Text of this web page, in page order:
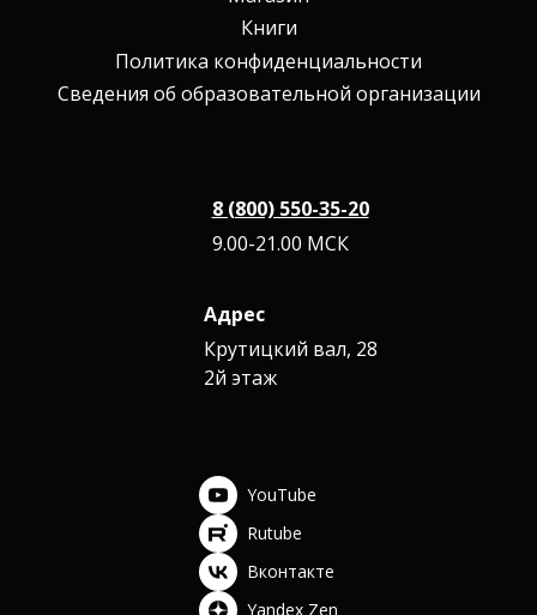
Книги
Политика конфиденциальности
Сведения об образовательной организации
8 (800) 550-35-20
9.00-21.00 МСК
Адрес
Крутицкий вал, 28
2й этаж
YouTube
Rutube
Вконтакте
Yandex Zen